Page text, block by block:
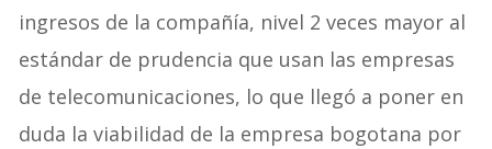
ingresos de la compañía, nivel 2 veces mayor al
estándar de prudencia que usan las empresas
de telecomunicaciones, lo que llegó a poner en
duda la viabilidad de la empresa bogotana por